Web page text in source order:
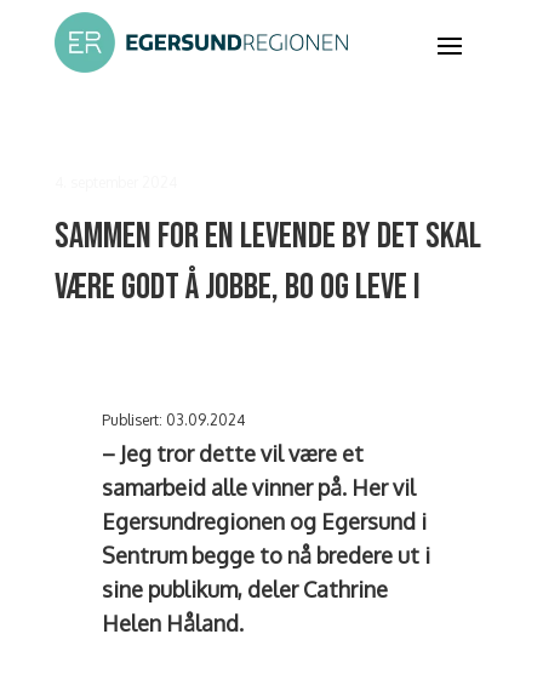
Sammen for en levende by det skal
være godt å jobbe, bo og leve i
Publisert: 03.09.2024
– Jeg tror dette vil være et
samarbeid alle vinner på. Her vil
Egersundregionen og Egersund i
Sentrum begge to nå bredere ut i
sine publikum, deler Cathrine
Helen Håland.